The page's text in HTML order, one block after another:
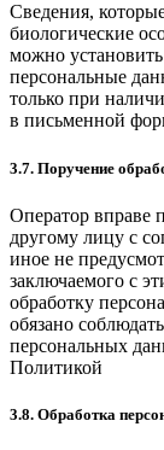
Сведения,
биологические
можно
персональные
только при
в письменной
3.7. Поручение
Оператор вправе
другому лицу с
иное не
заключаемого с
обработку
обязано
персональных
Политикой
3.8. Обработка